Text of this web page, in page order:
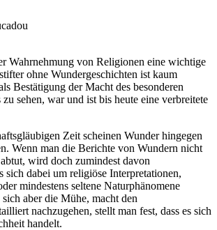
Wahrnehmung von Religionen eine wichtige
ohne Wundergeschichten ist kaum
Bestätigung der Macht des besonderen
sehen, war und ist bis heute eine verbreitete
Zeit scheinen Wunder hingegen
Wenn man die Berichte von Wundern nicht
wird doch zumindest davon
sich dabei um religiöse Interpretationen,
mindestens seltene Naturphänomene
aber die Mühe, macht den
nachzugehen, stellt man fest, dass es sich
handelt.